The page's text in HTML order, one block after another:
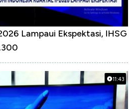
Lampaui Ekspektasi, IHSG
11:43